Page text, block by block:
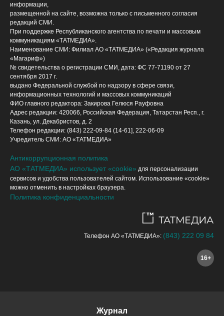
информации,
размещенной на сайте, возможна только с письменного согласия
редакций СМИ.
При поддержке Республиканского агентства по печати и массовым
коммуникациям «ТАТМЕДИА».
Наименование СМИ: Филиал АО «ТАТМЕДИА» («Редакция журнала
«Магариф»)
№ свидетельства о регистрации СМИ, дата: ФС 77-71190 от 27
сентября 2017 г.
выдано Федеральной службой по надзору в сфере связи,
информационных технологий и массовых коммуникаций
ФИО главного редактора: Закирова Гелюся Рауфовна
Адрес редакции: 420066, Российская Федерация, Татарстан Респ., г.
Казань, ул. Декабристов, д. 2
Телефон редакции: (843) 222-09-84 (14-61], 222-06-09
Учредитель СМИ: АО «ТАТМЕДИА»
Антикоррупционная политика
АО «ТАТМЕДИА» использует «cookie» для персонализации
сервисов и удобства пользователей сайтом. Использование «cookie»
можно отменить в настройках браузера.
Политика конфиденциальности
Телефон АО «ТАТМЕДИА»: (843) 222 09 84
16+
Журнал